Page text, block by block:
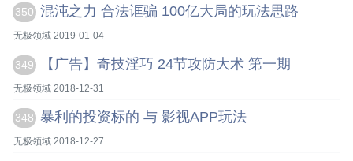
350 混沌之力 合法诓骗 100亿大局的玩法思路
无极领域 2019-01-04
349 【广告】奇技淫巧 24节攻防大术 第一期
无极领域 2018-12-31
348 暴利的投资标的 与 影视APP玩法
无极领域 2018-12-27